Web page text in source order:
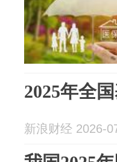
2025年全
新浪财经 2026-